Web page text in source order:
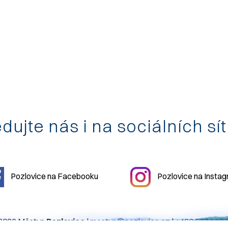
nás i na sociálních
Pozlovice na Facebooku Pozlovice na
Městys Pozlovice|mestys@pozlovice.cz|+420 577 113